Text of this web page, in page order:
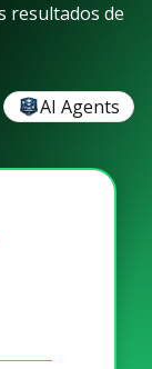
resultados de
AI Agents